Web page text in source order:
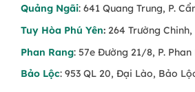
Bó cúc tana, cát tường,
– Tối giản nhưng thu hút
Giấy gói màu pastel, báo
đại, tiết kiệm, thân thiện
Quảng Ngãi: 641 Quang Trung, P.
Tuy Hòa Phú Yên:264 Trường Chinh,
Phan Rang: 57e Đường 21/8, P. Phan
Bảo Lộc: 953 QL 20, Đại Lào, Bảo